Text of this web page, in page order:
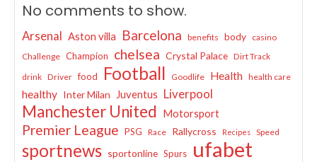
No comments to show.
Arsenal Aston villa Barcelona benefits body casino
Challenge Champion chelsea Crystal Palace Dirt Track
drink Driver food Football Goodlife Health health care
healthy Inter Milan Juventus Liverpool
Manchester United Motorsport
Premier League PSG Race Rallycross Recipes Speed
sportnews sportonline Spurs ufabet